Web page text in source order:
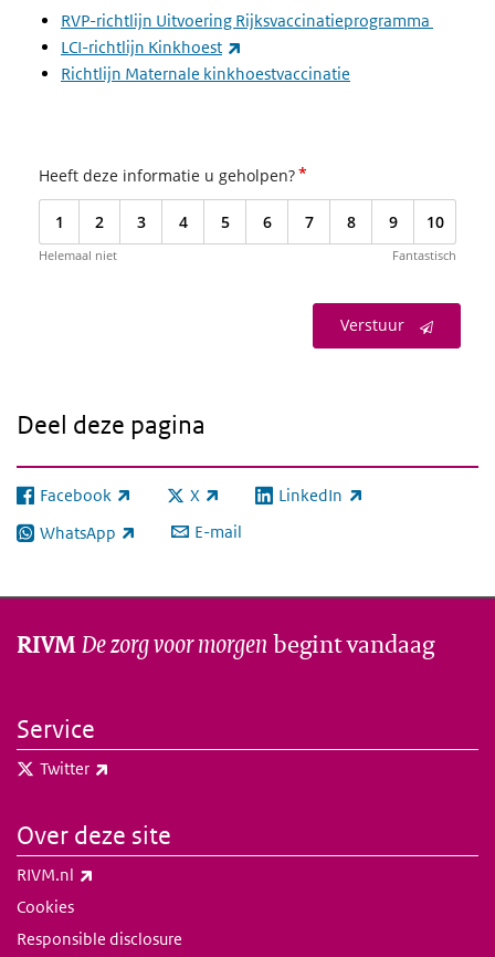
RVP-richtlijn Uitvoering Rijksvaccinatieprogramma
LCI-richtlijn Kinkhoest
Richtlijn Maternale kinkhoestvaccinatie
Heeft deze informatie u geholpen?*
1 2 3 4 5 6 7 8 9 10
Helemaal niet Fantastisch
Verstuur
Deel deze pagina
Facebook
(externe link) X
(externe link) LinkedIn
(externe link)
WhatsApp
(externe link) E-mail
RIVM De zorg voor morgen begint vandaag
Service
Twitter
Over deze site
RIVM.nl
Cookies
Responsible disclosure